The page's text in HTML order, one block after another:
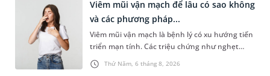
Thứ Năm, 6 tháng 8, 2026
Viêm mũi vận mạch để lâu có sao không
và các phương pháp...
Viêm mũi vận mạch là bệnh lý có xu hướng tiến
triển mạn tính. Các triệu chứng như nghẹt
mũi, chảy nước mũi thường xuyên khiến người
bệnh khó chịu. Tuy nhiên, nhiều người vẫn chủ